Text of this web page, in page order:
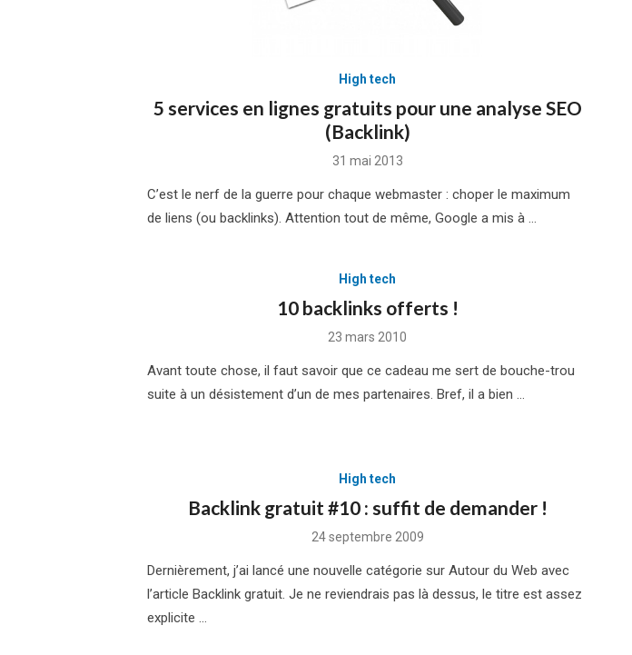
High tech
5 services en lignes gratuits pour une analyse SEO
(Backlink)
Posted
31 mai 2013
C’est le nerf de la guerre pour chaque webmaster : choper le maximum
de liens (ou backlinks). Attention tout de même, Google a mis à …
High tech
10 backlinks offerts !
Posted
23 mars 2010
Avant toute chose, il faut savoir que ce cadeau me sert de bouche-trou
suite à un désistement d’un de mes partenaires. Bref, il a bien …
High tech
Backlink gratuit #10 : suffit de demander !
Posted
24 septembre 2009
Dernièrement, j’ai lancé une nouvelle catégorie sur Autour du Web avec
l’article Backlink gratuit. Je ne reviendrais pas là dessus, le titre est assez
explicite …